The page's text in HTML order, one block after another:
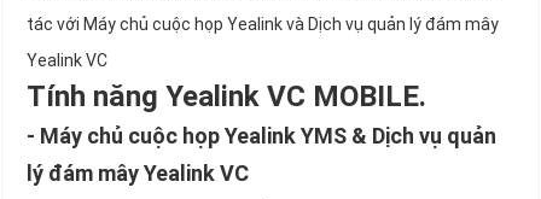
tác với Máy chủ cuộc họp Yealink và Dịch vụ quản lý đám mây
Yealink VC
Tính năng Yealink VC MOBILE.
- Máy chủ cuộc họp Yealink YMS & Dịch vụ quản
lý đám mây Yealink VC